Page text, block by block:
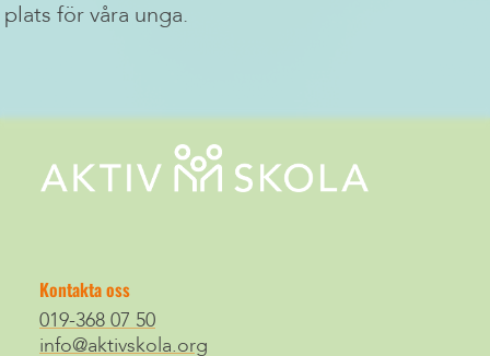
plats för våra unga.
Kontakta oss
019-368 07 50
info@aktivskola.org